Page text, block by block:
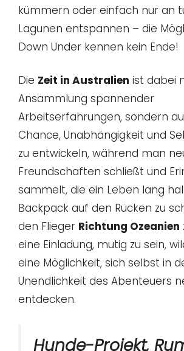
kümmern oder einfach nur an
Lagunen entspannen – die
Down Under kennen kein Ende!
Die Zeit in Australien ist dabei
Ansammlung spannender
Arbeitserfahrungen, sondern
Chance, Unabhängigkeit und
zu entwickeln, während man
Freundschaften schließt und
sammelt, die ein Leben lang
Backpack auf den Rücken zu
den Flieger Richtung Ozeanien
eine Einladung, mutig zu sein,
eine Möglichkeit, sich selbst in
Unendlichkeit des Abenteuers
entdecken.
Hunde-Projekt,